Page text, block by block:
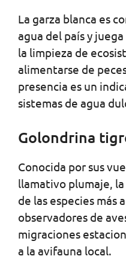
La garza blanca es
agua del país y
la limpieza de
alimentarse de
presencia es un
sistemas de agua
Golondrina
Conocida por sus
llamativo plumaje,
de las especies más
observadores de
migraciones
a la avifauna local.